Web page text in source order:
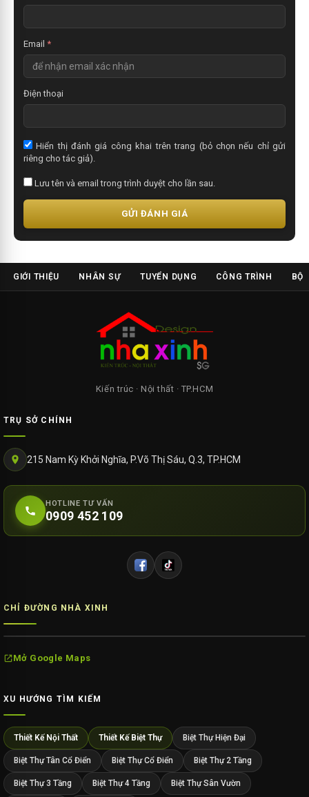
Email *
Điện thoại
Hiển thị đánh giá công khai trên trang (bỏ chọn nếu chỉ gửi
riêng cho tác giả).
Lưu tên và email trong trình duyệt cho lần sau.
GỬI ĐÁNH GIÁ
GIỚI THIỆU NHÂN SỰ TUYỂN DỤNG CÔNG TRÌNH BỘ
Kiến trúc · Nội thất · TP.HCM
TRỤ SỞ CHÍNH
215 Nam Kỳ Khởi Nghĩa, P.Võ Thị Sáu, Q.3, TP.HCM
HOTLINE TƯ VẤN
0909 452 109
CHỈ ĐƯỜNG NHÀ XINH
Mở Google Maps
XU HƯỚNG TÌM KIẾM
Thiết Kế Nội Thất Thiết Kế Biệt Thự Biệt Thự Hiện Đại
Biệt Thự Tân Cổ Điển Biệt Thự Cổ Điển Biệt Thự 2 Tầng
Biệt Thự 3 Tầng Biệt Thự 4 Tầng Biệt Thự Sân Vườn